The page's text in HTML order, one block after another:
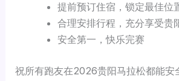
提前预订住宿，锁定最佳位
合理安排行程，充分享受贵
安全第一，快乐完赛
祝所有跑友在2026贵阳马拉松都能安